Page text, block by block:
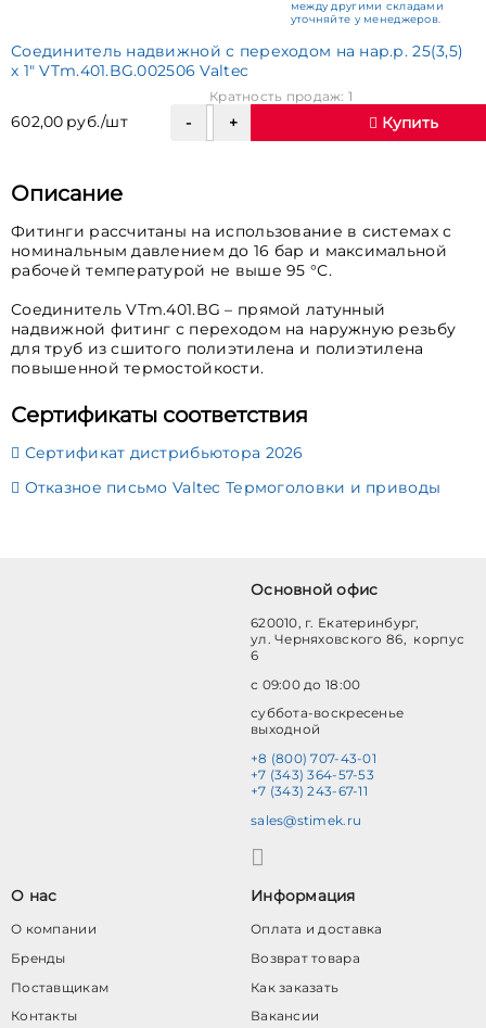
между другими складами
уточняйте у менеджеров.
Соединитель надвижной с переходом на нар.р. 25(3,5)
х 1" VTm.401.BG.002506 Valtec
602,00 руб./шт
Кратность продаж: 1
Купить
Описание
Фитинги рассчитаны на использование в системах с
номинальным давлением до 16 бар и максимальной
рабочей температурой не выше 95 °С.
Соединитель VTm.401.BG – прямой латунный
надвижной фитинг с переходом на наружную резьбу
для труб из сшитого полиэтилена и полиэтилена
повышенной термостойкости.
Сертификаты соответствия
Сертификат дистрибьютора 2026
Отказное письмо Valtec Термоголовки и приводы
Основной офис
620010, г. Екатеринбург,
ул. Черняховского 86, корпус
6
с 09:00 до 18:00
суббота-воскресенье
выходной
+8 (800) 707-43-01
+7 (343) 364-57-53
+7 (343) 243-67-11
sales@stimek.ru
О нас
О компании
Бренды
Поставщикам
Контакты
Информация
Оплата и доставка
Возврат товара
Как заказать
Вакансии